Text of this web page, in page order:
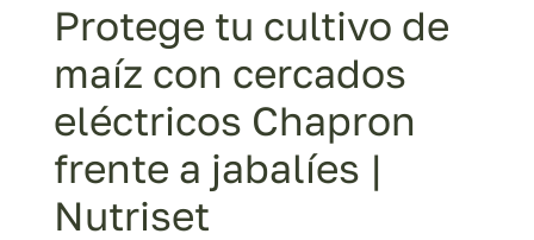
Protege tu cultivo de
maíz con cercados
eléctricos Chapron
frente a jabalíes |
Nutriset